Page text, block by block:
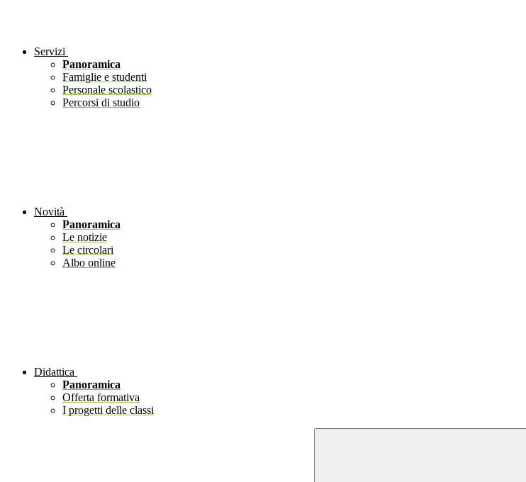
Servizi
Panoramica
Famiglie e studenti
Personale scolastico
Percorsi di studio
Novità
Panoramica
Le notizie
Le circolari
Albo online
Didattica
Panoramica
Offerta formativa
I progetti delle classi